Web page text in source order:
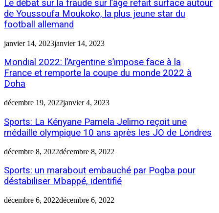
Le débat sur la fraude sur l’âge refait surface autour
de Youssoufa Moukoko, la plus jeune star du
football allemand
janvier 14, 2023janvier 14, 2023
Mondial 2022: l’Argentine s’impose face à la
France et remporte la coupe du monde 2022 à
Doha
décembre 19, 2022janvier 4, 2023
Sports: La Kényane Pamela Jelimo reçoit une
médaille olympique 10 ans après les JO de Londres
décembre 8, 2022décembre 8, 2022
Sports: un marabout embauché par Pogba pour
déstabiliser Mbappé, identifié
décembre 6, 2022décembre 6, 2022